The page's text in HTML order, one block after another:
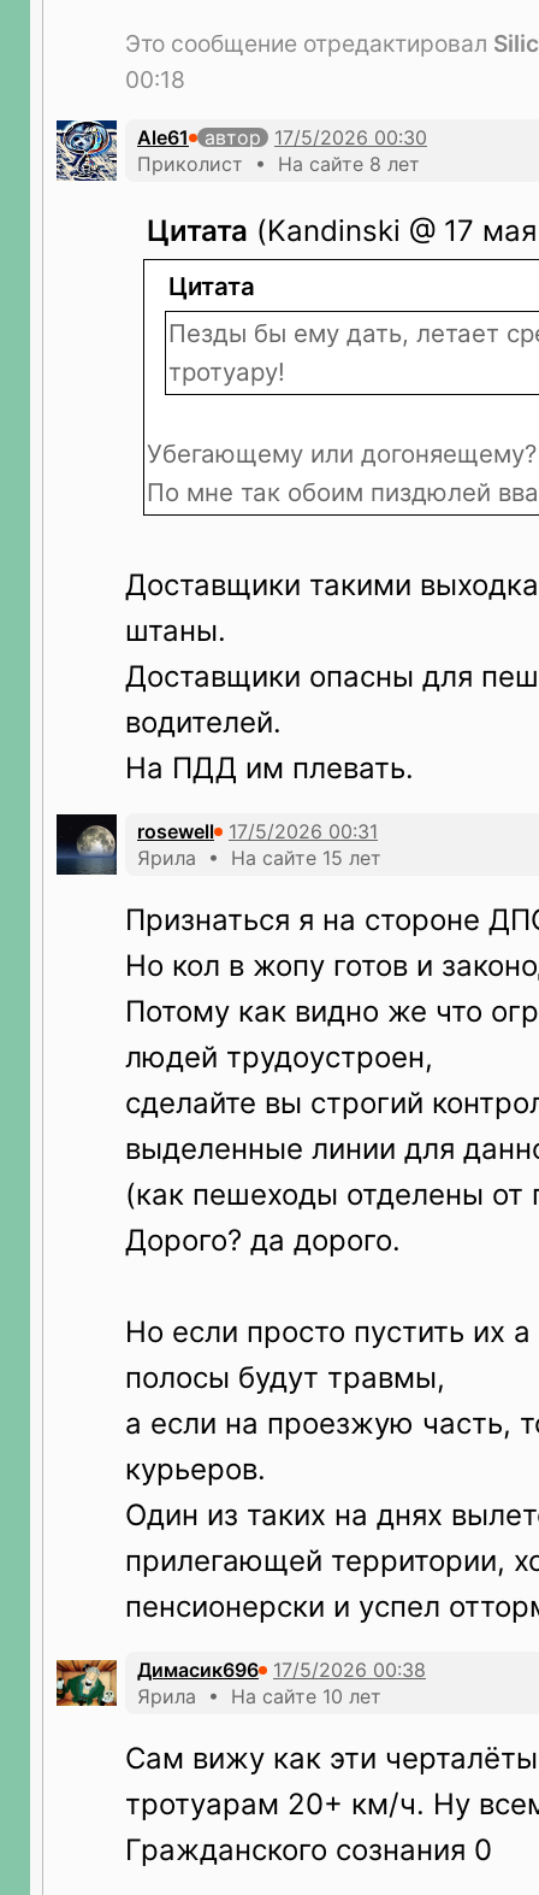
Это сообщение отредактировал
00:18
Ale61
автор
Приколист • На сайте 8 лет
Цитата (Kandinski @ 17
Цитата
Пезды бы ему дать, летает
тротуару!
Убегающему или догоняещему?
По мне так обоим пиздюлей
Доставщики такими
штаны.
Доставщики опасны для
водителей.
На ПДД им плевать.
rosewell
Ярила • На сайте 15 лет
Признаться я на стороне
Но кол в жопу готов и
Потому как видно же что
людей трудоустроен,
сделайте вы строгий
выделенные линии для
(как пешеходы отделены от
Дорого? да дорого.
Но если просто пустить их
полосы будут травмы,
а если на проезжую часть,
курьеров.
Один из таких на днях
прилегающей территории,
пенсионерски и успел
Димасик696
Ярила • На сайте 10 лет
Сам вижу как эти
тротуарам 20+ км/ч. Ну
Гражданского сознания 0